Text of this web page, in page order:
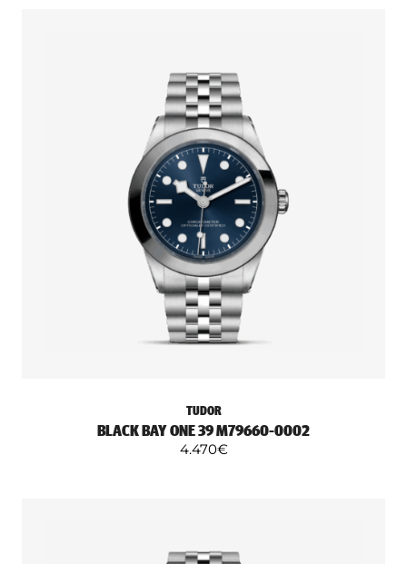
TUDOR
BLACK BAY ONE 39 M79660-0002
4.470€